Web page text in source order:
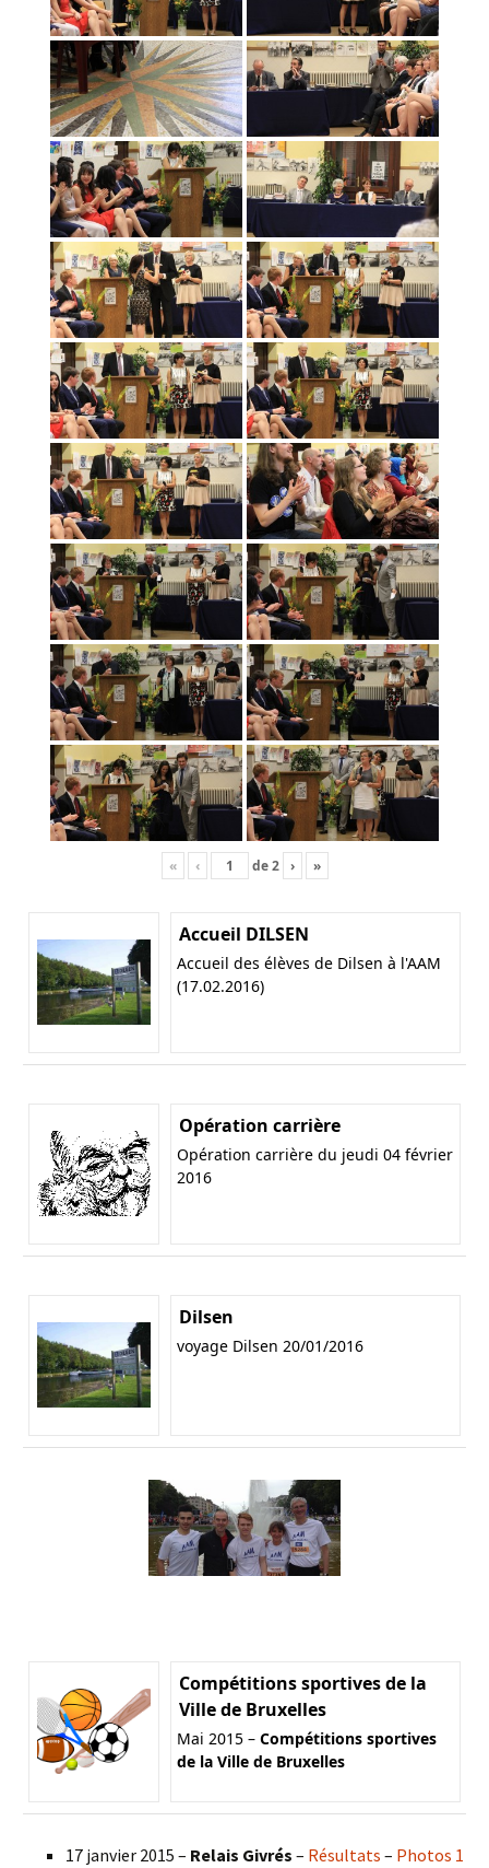
« ‹ de2 › »
Accueil DILSEN
Accueil des élèves de Dilsen à l'AAM
(17.02.2016)
Opération carrière
Opération carrière du jeudi 04 février
2016
Dilsen
voyage Dilsen 20/01/2016
Compétitions sportives de la
Ville de Bruxelles
Mai 2015 – Compétitions sportives
de la Ville de Bruxelles
17 janvier 2015 – Relais Givrés – Résultats – Photos 1